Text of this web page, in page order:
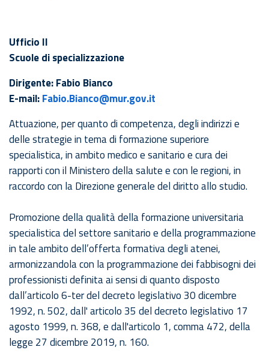
Ufficio II
Scuole di specializzazione
Dirigente: Fabio Bianco
E-mail:Fabio.Bianco@mur.gov.it
Attuazione, per quanto di competenza, degli indirizzi e
delle strategie in tema di formazione superiore
specialistica, in ambito medico e sanitario e cura dei
rapporti con il Ministero della salute e con le regioni, in
raccordo con la Direzione generale del diritto allo studio.
Promozione della qualità della formazione universitaria
specialistica del settore sanitario e della programmazione
in tale ambito dell’offerta formativa degli atenei,
armonizzandola con la programmazione dei fabbisogni dei
professionisti definita ai sensi di quanto disposto
dall’articolo 6-ter del decreto legislativo 30 dicembre
1992, n. 502, dall' articolo 35 del decreto legislativo 17
agosto 1999, n. 368, e dall'articolo 1, comma 472, della
legge 27 dicembre 2019, n. 160.